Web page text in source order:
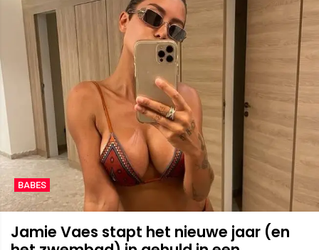
BABES
Jamie Vaes stapt het nieuwe jaar (en